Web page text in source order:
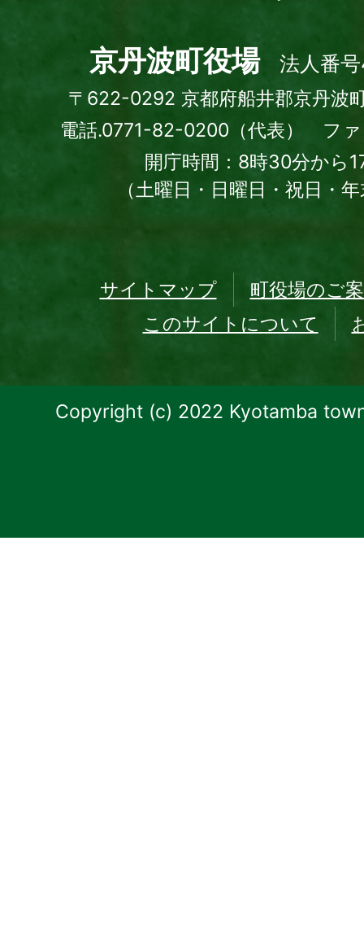
town
京丹波町役場 法人番
〒622-0292 京都府船井郡京丹波
電話.0771-82-0200（代表） フ
開庁時間：8時30分から
（土曜日・日曜日・祝日・
サイトマップ
町役場のご
このサイトについて
Copyright (c) 2022 Kyotamba